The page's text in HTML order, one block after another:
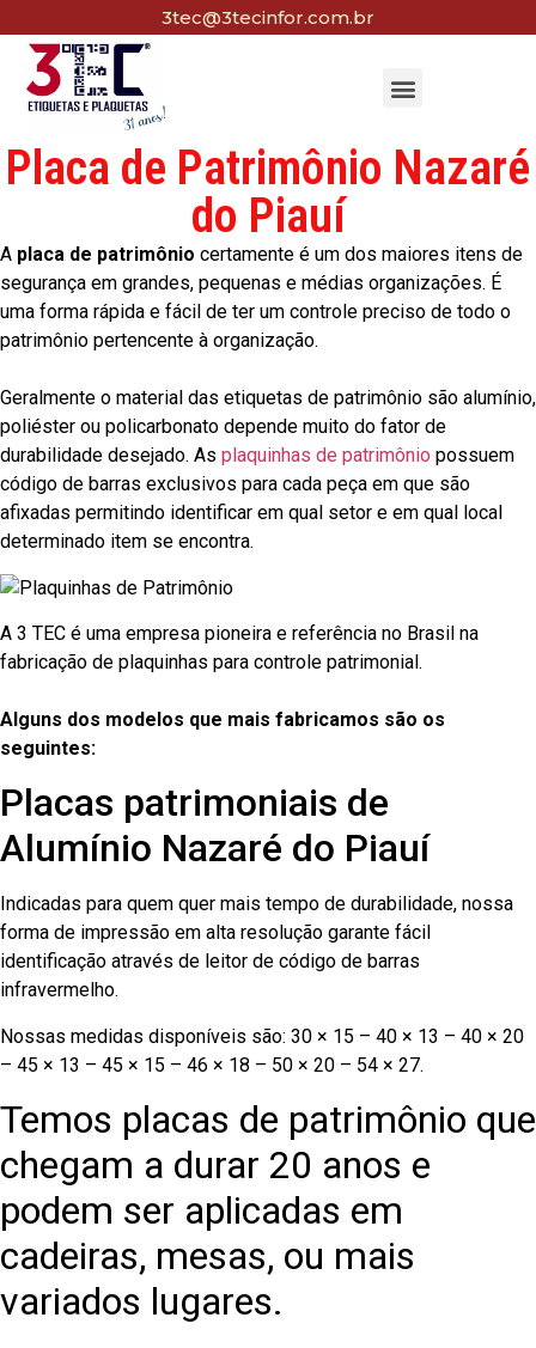
3tec@3tecinfor.com.br
Placa de Patrimônio Nazaré
do Piauí
A placa de patrimônio certamente é um dos maiores itens de
segurança em grandes, pequenas e médias organizações. É
uma forma rápida e fácil de ter um controle preciso de todo o
patrimônio pertencente à organização.
Geralmente o material das etiquetas de patrimônio são alumínio,
poliéster ou policarbonato depende muito do fator de
durabilidade desejado. As plaquinhas de patrimônio possuem
código de barras exclusivos para cada peça em que são
afixadas permitindo identificar em qual setor e em qual local
determinado item se encontra.
A 3 TEC é uma empresa pioneira e referência no Brasil na
fabricação de plaquinhas para controle patrimonial.
Alguns dos modelos que mais fabricamos são os
seguintes:
Placas patrimoniais de
Alumínio Nazaré do Piauí
Indicadas para quem quer mais tempo de durabilidade, nossa
forma de impressão em alta resolução garante fácil
identificação através de leitor de código de barras
infravermelho.
Nossas medidas disponíveis são: 30 × 15 – 40 × 13 – 40 × 20
– 45 × 13 – 45 × 15 – 46 × 18 – 50 × 20 – 54 × 27.
Temos placas de patrimônio que
chegam a durar 20 anos e
podem ser aplicadas em
cadeiras, mesas, ou mais
variados lugares.